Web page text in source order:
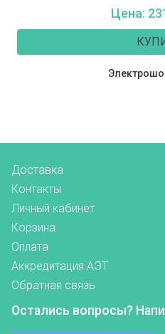
Цена:
Доставка
Контакты
Личный кабинет
Корзина
Оплата
Аккредитация АЭТ
Обратная связь
Остались вопросы?